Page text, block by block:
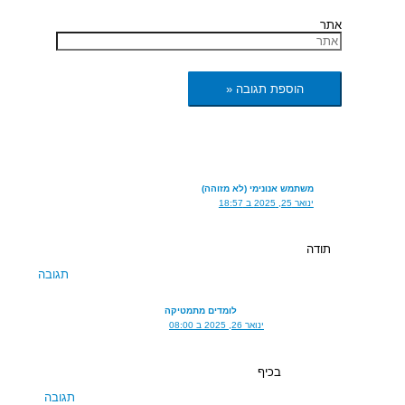
אתר
משתמש אנונימי (לא מזוהה)
ינואר 25, 2025 ב 18:57
תודה
תגובה
לומדים מתמטיקה
ינואר 26, 2025 ב 08:00
בכיף
תגובה